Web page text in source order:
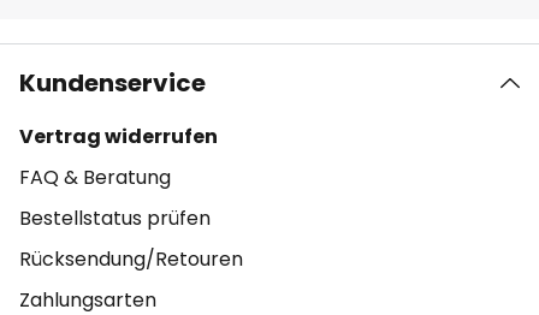
Kundenservice
Vertrag widerrufen
FAQ & Beratung
Bestellstatus prüfen
Rücksendung/Retouren
Zahlungsarten